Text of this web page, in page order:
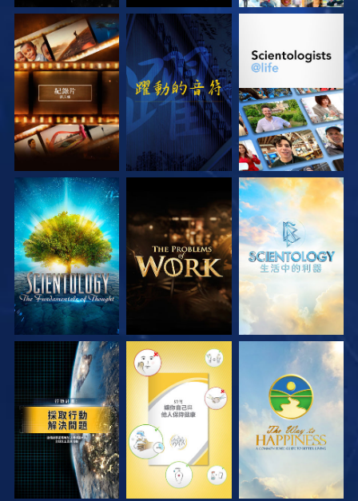
探索系列節目 觀看 探索系列節目
探索系列節目 探索系列節目 探索系列節目
觀看 觀看 觀看